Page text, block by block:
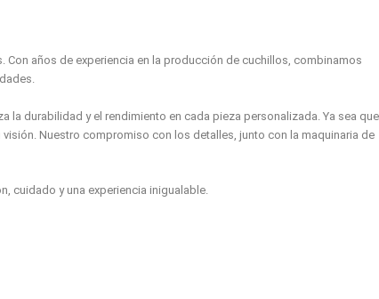
años de experiencia en la producción de cuchillos, combinamos
durabilidad y el rendimiento en cada pieza personalizada. Ya sea que
Nuestro compromiso con los detalles, junto con la maquinaria de
cuidado y una experiencia inigualable.